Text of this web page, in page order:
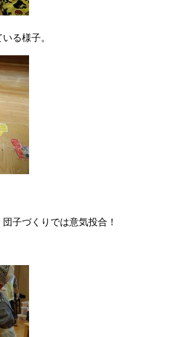
る様子。
子づくりでは意気投合！